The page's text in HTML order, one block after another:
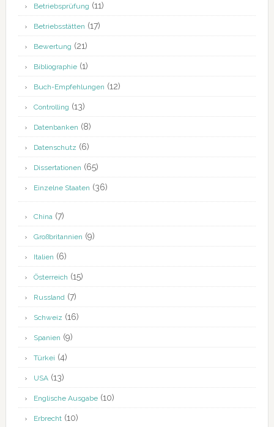
Betriebsprüfung (11)
Betriebsstätten (17)
Bewertung (21)
Bibliographie(1)
Buch-Empfehlungen (12)
Controlling (13)
Datenbanken (8)
Datenschutz (6)
Dissertationen (65)
Einzelne Staaten (36)
China(7)
Großbritannien (9)
Italien (6)
Österreich (15)
Russland(7)
Schweiz (16)
Spanien (9)
Türkei (4)
USA(13)
Englische Ausgabe(10)
Erbrecht(10)